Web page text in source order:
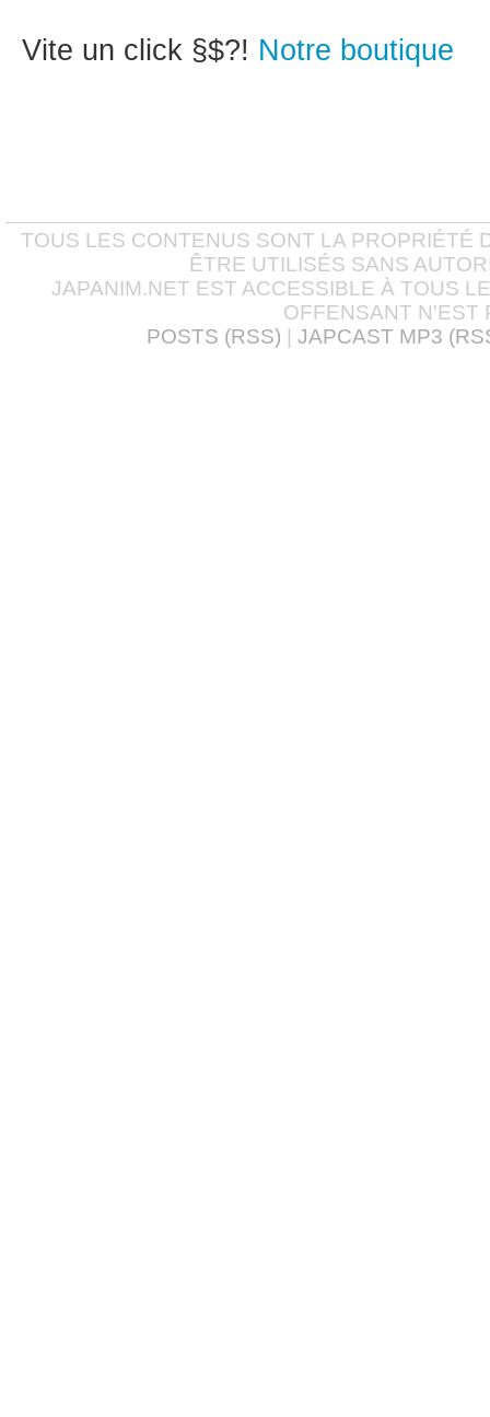
Vite un click §$?! Notre boutique
TOUS LES CONTENUS SONT LA PROPRIÉTÉ
ÊTRE UTILISÉS SANS
JAPANIM.NET EST ACCESSIBLE À TOUS
OFFENSANT N'EST
POSTS (RSS)
JAPCAST MP3